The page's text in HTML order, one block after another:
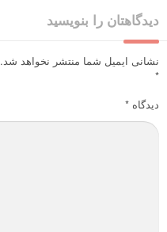
دیدگاهتان را بنویسید
نشانی ایمیل شما منتشر نخواهد شد.
*
دیدگاه *